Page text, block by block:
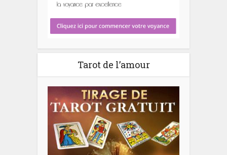
Tarot de l’amour